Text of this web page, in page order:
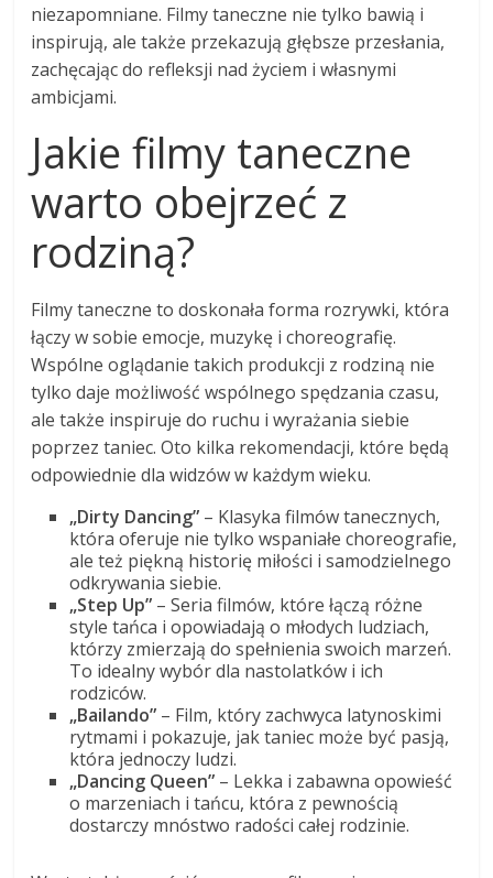
niezapomniane. Filmy taneczne nie tylko bawią i
inspirują, ale także przekazują głębsze przesłania,
zachęcając do refleksji nad życiem i własnymi
ambicjami.
Jakie filmy taneczne
warto obejrzeć z
rodziną?
Filmy taneczne to doskonała forma rozrywki, która
łączy w sobie emocje, muzykę i choreografię.
Wspólne oglądanie takich produkcji z rodziną nie
tylko daje możliwość wspólnego spędzania czasu,
ale także inspiruje do ruchu i wyrażania siebie
poprzez taniec. Oto kilka rekomendacji, które będą
odpowiednie dla widzów w każdym wieku.
„Dirty Dancing” – Klasyka filmów tanecznych,
która oferuje nie tylko wspaniałe choreografie,
ale też piękną historię miłości i samodzielnego
odkrywania siebie.
„Step Up” – Seria filmów, które łączą różne
style tańca i opowiadają o młodych ludziach,
którzy zmierzają do spełnienia swoich marzeń.
To idealny wybór dla nastolatków i ich
rodziców.
„Bailando” – Film, który zachwyca latynoskimi
rytmami i pokazuje, jak taniec może być pasją,
która jednoczy ludzi.
„Dancing Queen” – Lekka i zabawna opowieść
o marzeniach i tańcu, która z pewnością
dostarczy mnóstwo radości całej rodzinie.